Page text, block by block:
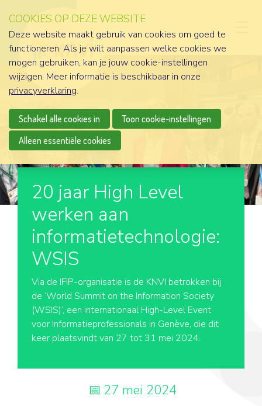
20 jaar High Level
werken aan
informatietechnologie:
WSIS
Via de IFIP-organisatie is de KNVI betrokken bij
de ‘World Summit on the Information Society
(WSIS)’, een internationaal High-Level Event
voor Informatieprofessionals in Genève, die dit
keer plaatsvindt van 27 tot 31 mei 2024.
27 mei 2024
COOKIES OP DEZE WEBSITE
Deze website maakt gebruik van cookies om goed te
functioneren. Als je wilt aanpassen welke cookies we
mogen gebruiken, kan je jouw cookie-instellingen
wijzigen. Meer informatie is beschikbaar in onze
privacyverklaring.
Schakel alle cookies in
Toon cookie-instellingen
Alleen essentiële cookies